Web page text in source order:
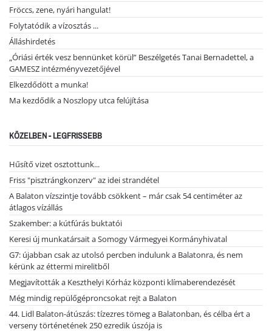
Fröccs, zene, nyári hangulat!
Folytatódik a vízosztás ...
Álláshirdetés
„Óriási érték vesz bennünket körül” Beszélgetés Tanai Bernadettel, a
GAMESZ intézményvezetőjével
Elkezdődött a munka!
Ma kezdődik a Noszlopy utca felújítása
KÖZELBEN - LEGFRISSEBB
Hűsítő vizet osztottunk...
Friss "pisztrángkonzerv" az idei strandétel
A Balaton vízszintje tovább csökkent – már csak 54 centiméter az
átlagos vízállás
Szakember: a kútfúrás buktatói
Keresi új munkatársait a Somogy Vármegyei Kormányhivatal
G7: újabban csak az utolsó percben indulunk a Balatonra, és nem
kérünk az éttermi mirelitből
Megjavították a Keszthelyi Kórház központi klímaberendezését
Még mindig repülőgéproncsokat rejt a Balaton
44. Lidl Balaton-átúszás: tízezres tömeg a Balatonban, és célba ért a
verseny történetének 250 ezredik úszója is